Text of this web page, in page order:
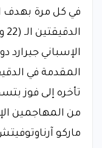
في كل مرة بهدف
الإسباني جيرارد
تأخره إلى فوز
من المهاجمين